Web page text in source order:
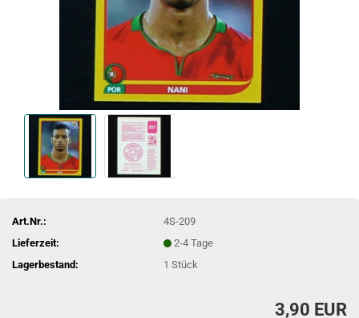
Art.Nr.:
4S-209
Lieferzeit:
2-4 Tage
Lagerbestand:
1Stück
3,90 EUR